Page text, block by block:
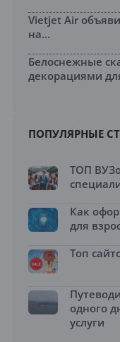
Vietjet Air
на...
Белоснежные
декорациями
ПОПУЛЯРНЫЕ
ТОП
Как
для
Топ
одного
услуги